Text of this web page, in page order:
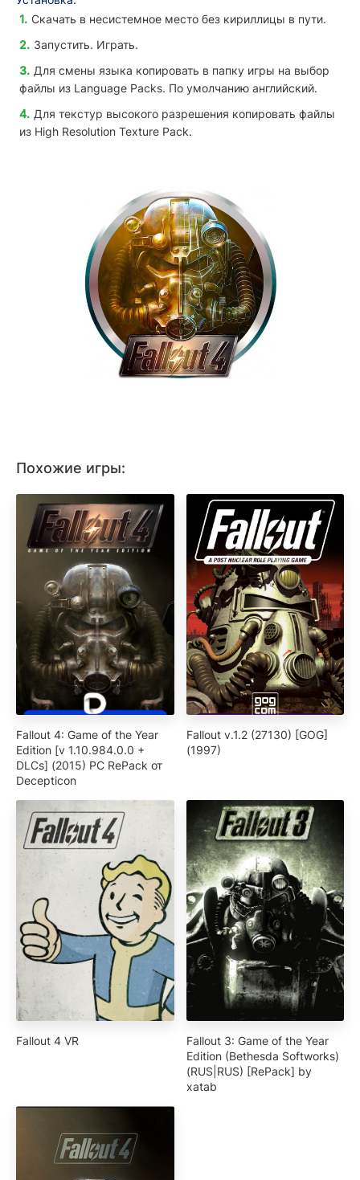
Скачать в несистемное место без кириллицы в пути.
Запустить. Играть.
Для смены языка копировать в папку игры на выбор
файлы из Language Packs. По умолчанию английский.
Для текстур высокого разрешения копировать файлы
из High Resolution Texture Pack.
Похожие игры:
Fallout 4: Game of the Year
Edition [v 1.10.984.0.0 +
DLCs] (2015) PC RePack от
Decepticon
Fallout v.1.2 (27130) [GOG]
(1997)
Fallout 4 VR
Fallout 3: Game of the Year
Edition (Bethesda Softworks)
(RUS|RUS) [RePack] by
xatab